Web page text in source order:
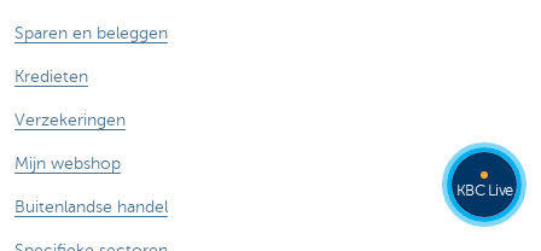
Sparen en beleggen
Kredieten
Verzekeringen
Mijn webshop
Buitenlandse handel
KBC Live